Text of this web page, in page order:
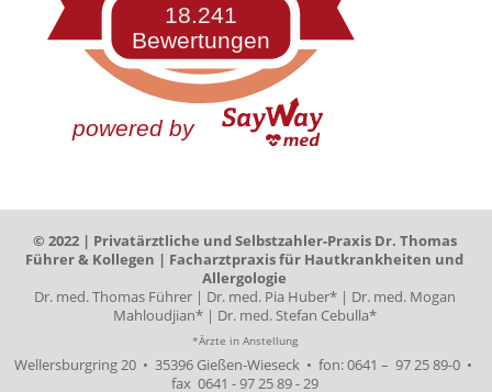
18.241
Bewertungen
powered by
© 2022 | Privatärztliche und Selbstzahler-Praxis Dr. Thomas
Führer & Kollegen | Facharztpraxis für Hautkrankheiten und
Allergologie
Dr. med. Thomas Führer | Dr. med. Pia Huber* | Dr. med. Mogan
Mahloudjian* | Dr. med. Stefan Cebulla*
*Ärzte in Anstellung
Wellersburgring 20 • 35396 Gießen-Wieseck • fon:0641 – 97 25 89-0•
fax 0641 - 97 25 89 - 29